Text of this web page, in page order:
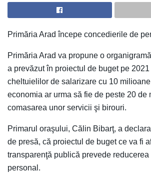
Primăria Arad începe concedierile de
Primăria Arad va propune o
a prevăzut în proiectul de buget pe
cheltuielilor de salarizare cu 10 milioane
economia ar urma să fie de peste 20 de
comasarea unor servicii şi birouri.
Primarul oraşului, Călin Bibarţ, a
de presă, că proiectul de buget ce va fi
transparenţă publică prevede
personal.